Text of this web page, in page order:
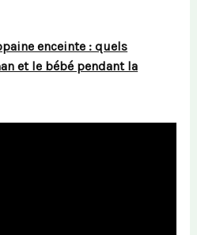
enceinte : quels
et le bébé pendant la